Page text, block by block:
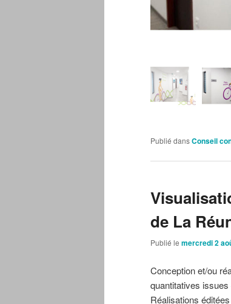
Publié dansConseil
de La
Publié le mercredi 2
Conception et/ou
quantitatives
Réalisations